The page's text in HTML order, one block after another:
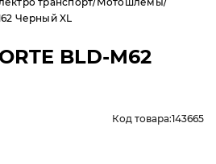
Черный XL
BLD-M62
Код товара:143665